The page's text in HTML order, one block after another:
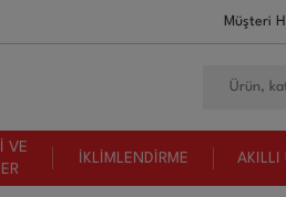
Müşteri
VE
İKLİMLENDİRME AKILLI